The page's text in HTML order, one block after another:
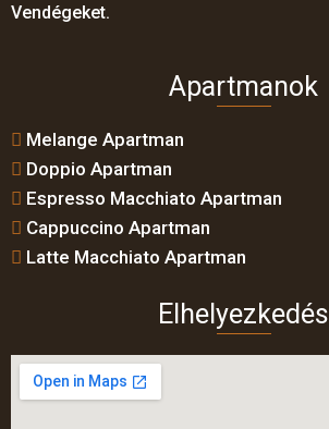
Vendégeket.
Apartmanok
Melange Apartman
Doppio Apartman
Espresso Macchiato Apartman
Cappuccino Apartman
Latte Macchiato Apartman
Elhelyezkedés